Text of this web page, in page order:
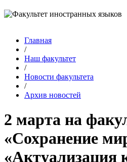
Главная
/
Наш факультет
/
Новости факультета
/
Архив новостей
2 марта на
«Сохранение
«Актуализация